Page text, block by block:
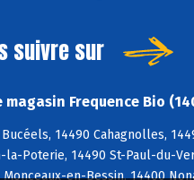
suivre sur
magasin Frequence Bio
Bucéels, 14490 Cahagnolles,
la-Poterie, 14490 St-Paul-du-
Monceaux-en-Bessin, 14400